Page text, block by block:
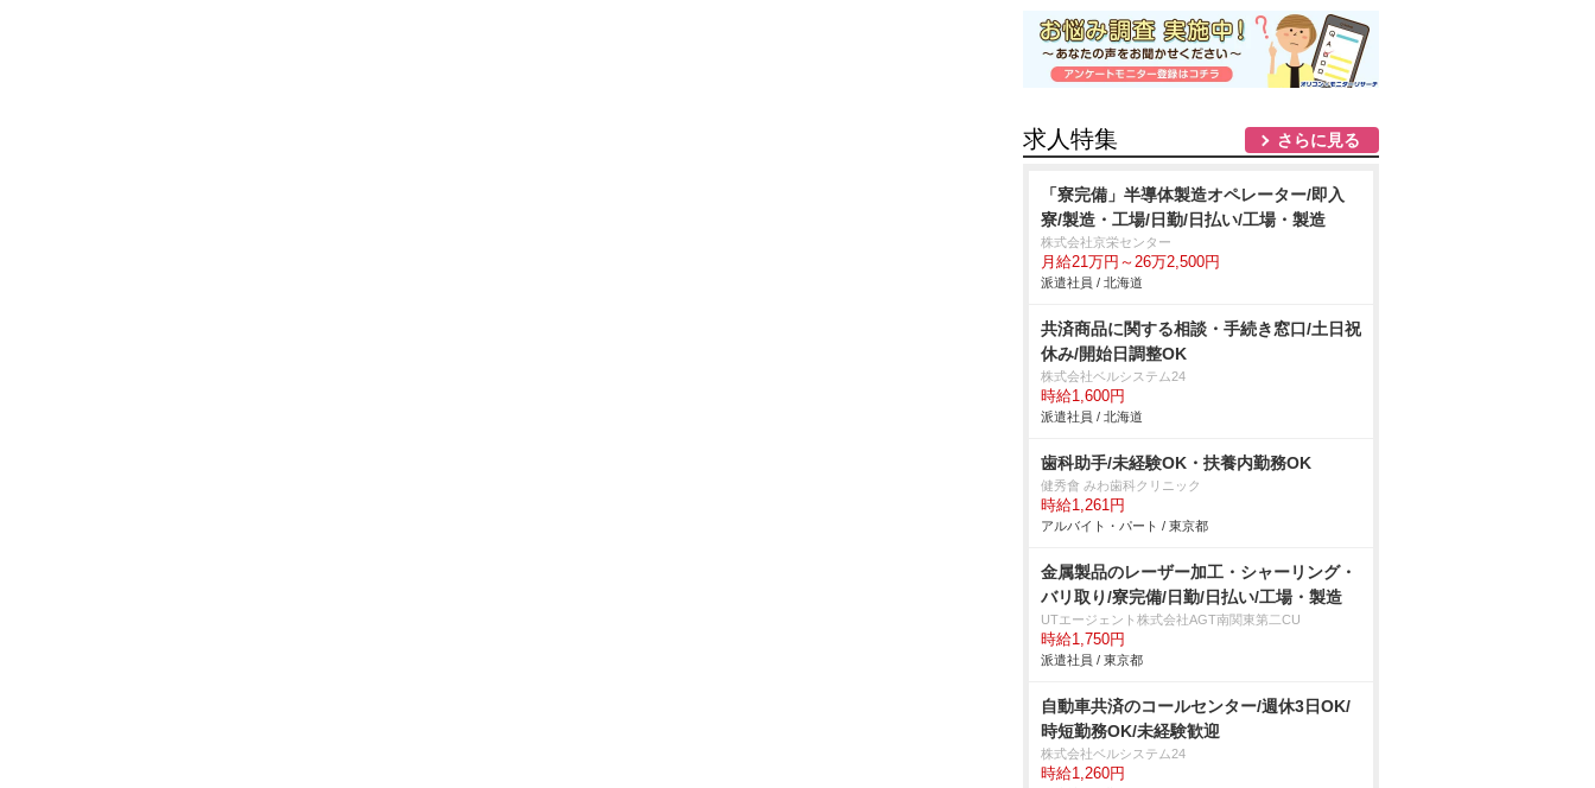
求人特集 さらに見る
「寮完備」半導体製造オペレーター/即入
寮/製造・工場/日勤/日払い/工場・製造
株式会社京栄センター
月給21万円～26万2,500円
派遣社員 / 北海道
共済商品に関する相談・手続き窓口/土日祝
休み/開始日調整OK
株式会社ベルシステム24
時給1,600円
派遣社員 / 北海道
歯科助手/未経験OK・扶養内勤務OK
健秀會 みわ歯科クリニック
時給1,261円
アルバイト・パート / 東京都
金属製品のレーザー加工・シャーリング・
バリ取り/寮完備/日勤/日払い/工場・製造
UTエージェント株式会社AGT南関東第二CU
時給1,750円
派遣社員 / 東京都
自動車共済のコールセンター/週休3日OK/
時短勤務OK/未経験歓迎
株式会社ベルシステム24
時給1,260円